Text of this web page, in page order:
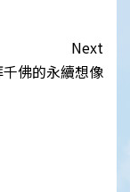
Next
佛的永續想像